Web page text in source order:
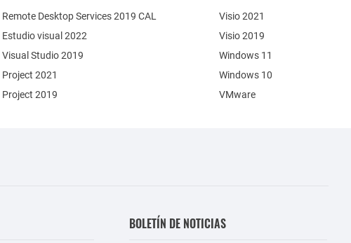
Remote Desktop Services 2019 CAL
Estudio visual 2022
Visual Studio 2019
Project 2021
Project 2019
Visio 2021
Visio 2019
Windows 11
Windows 10
VMware
BOLETÍN DE NOTICIAS